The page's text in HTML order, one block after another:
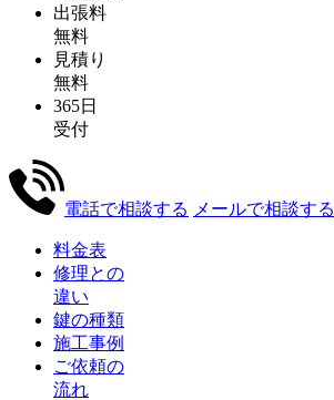
出張料
無料
見積り
無料
365日
受付
電話で相談する メールで相談する
料金表
修理との
違い
鍵の種類
施工事例
ご依頼の
流れ